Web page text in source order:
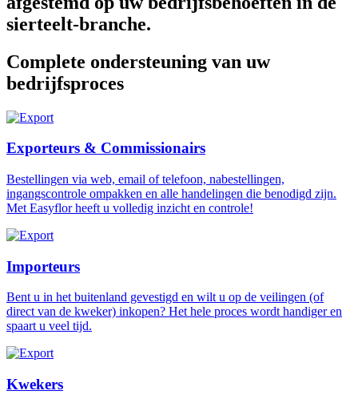
sierteelt-branche.
Complete ondersteuning van uw
bedrijfsproces
Exporteurs & Commissionairs
Bestellingen via web, email of telefoon, nabestellingen,
ingangscontrole ompakken en alle handelingen die benodigd zijn.
Met Easyflor heeft u volledig inzicht en controle!
Importeurs
Bent u in het buitenland gevestigd en wilt u op de veilingen (of
direct van de kweker) inkopen? Het hele proces wordt handiger en
spaart u veel tijd.
Kwekers